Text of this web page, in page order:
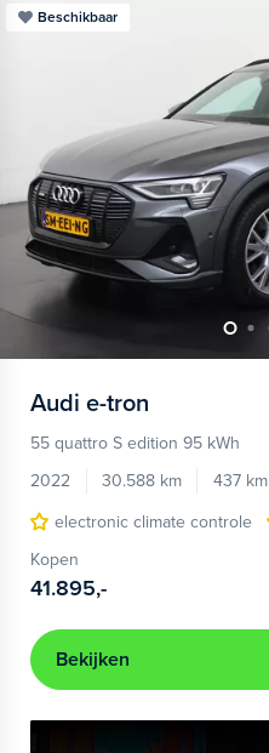
Beschikbaar
Audi e-tron
55 quattro S edition 95 kWh
2022
30.588 km 437
electronic climate controle
Kopen
41.895,-
Bekijken